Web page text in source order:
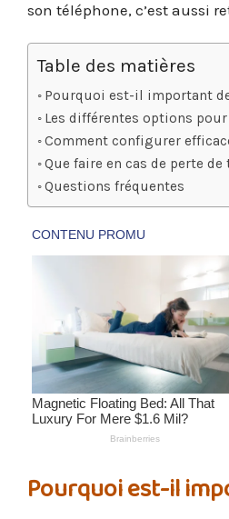
son téléphone, c’est aussi
Table des matières
Pourquoi est-il important
Les différentes options
Comment configurer
Que faire en cas de perte
Questions fréquentes
Pourquoi est-il